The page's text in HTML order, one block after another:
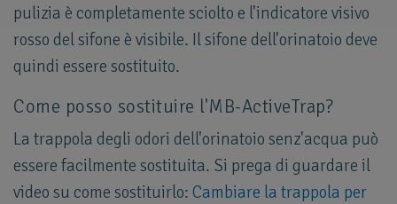
pulizia è completamente sciolto e l'indicatore visivo
rosso del sifone è visibile. Il sifone dell'orinatoio deve
quindi essere sostituito.
Come posso sostituire l'MB-ActiveTrap?
La trappola degli odori dell'orinatoio senz'acqua può
essere facilmente sostituita. Si prega di guardare il
video su come sostituirlo: Cambiare la trappola per